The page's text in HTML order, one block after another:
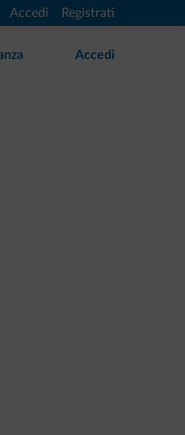
Accedi Registrati
Accedi